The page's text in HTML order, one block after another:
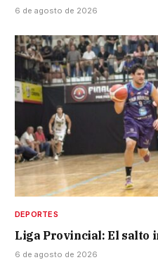
6 de agosto de 2026
DEPORTES
Liga Provincial: El salto
6 de agosto de 2026